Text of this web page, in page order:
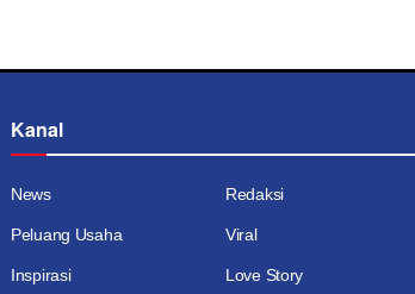
Kanal
News Redaksi
Peluang Usaha Viral
Inspirasi Love Story